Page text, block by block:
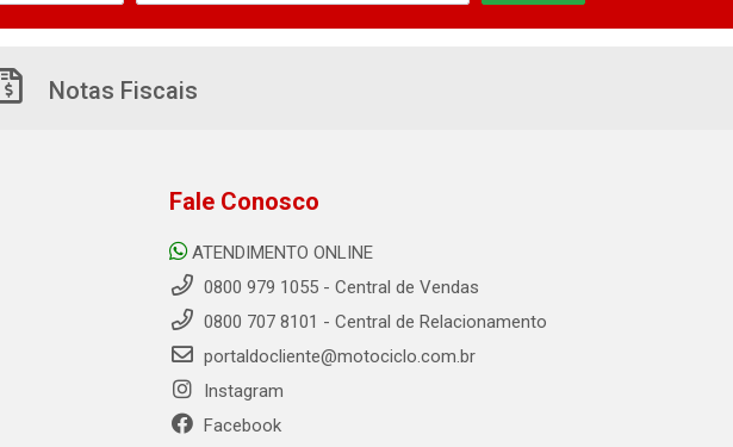
Notas Fiscais
Fale Conosco
ATENDIMENTO ONLINE
0800 979 1055 - Central de Vendas
0800 707 8101 - Central de Relacionamento
portaldocliente@motociclo.com.br
Instagram
Facebook